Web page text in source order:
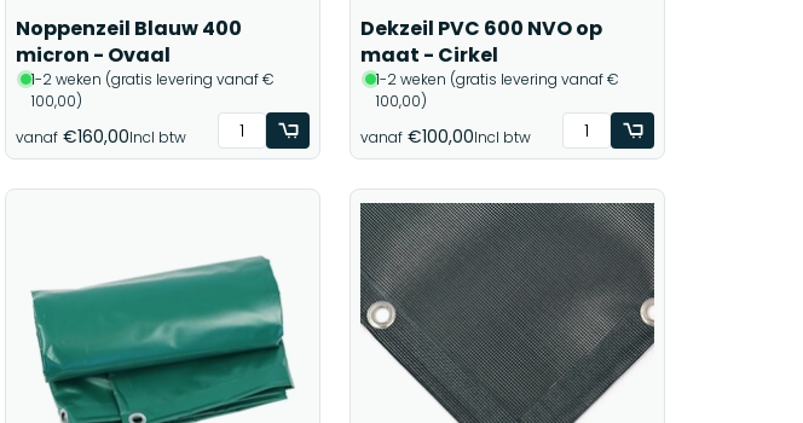
Noppenzeil Blauw 400
micron - Ovaal
1-2 weken (gratis levering vanaf €
100,00)
vanaf €160,00Incl btw
Dekzeil PVC 600 NVO op
maat - Cirkel
1-2 weken (gratis levering vanaf €
100,00)
vanaf €100,00Incl btw